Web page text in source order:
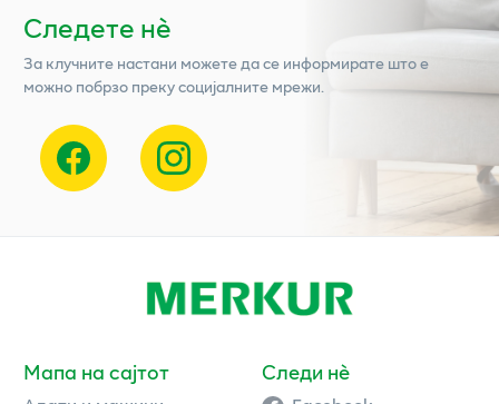
Следете нѐ
За клучните настани можете да се информирате што е
можно побрзо преку социјалните мрежи.
Мапа на сајтот Следи нè